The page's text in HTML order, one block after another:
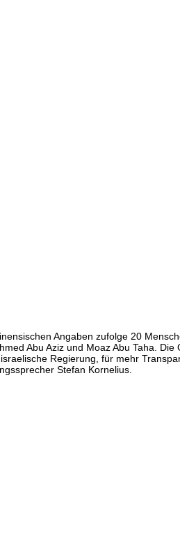
Angaben zufolge 20
Abu Aziz und Moaz Abu Taha.
Regierung, für mehr
Stefan Kornelius.